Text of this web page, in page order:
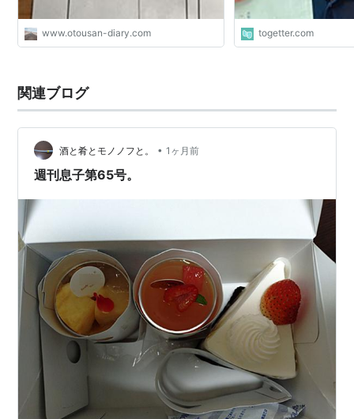
www.otousan-diary.com togetter.com
関連ブログ
酒と肴とモノノフと。 • 1ヶ月前
週刊息子第65号。